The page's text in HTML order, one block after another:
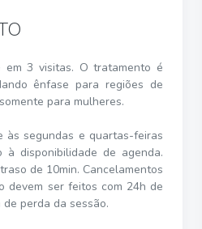
em 3 visitas. O tratamento é
ênfase para regiões de
para mulheres.
às segundas e quartas-feiras
disponibilidade de agenda.
de 10min. Cancelamentos
devem ser feitos com 24h de
perda da sessão.